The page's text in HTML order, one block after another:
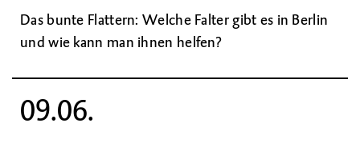
Das bunte Flattern: Welche Falter gibt es in Berlin
und wie kann man ihnen helfen?
09.06.